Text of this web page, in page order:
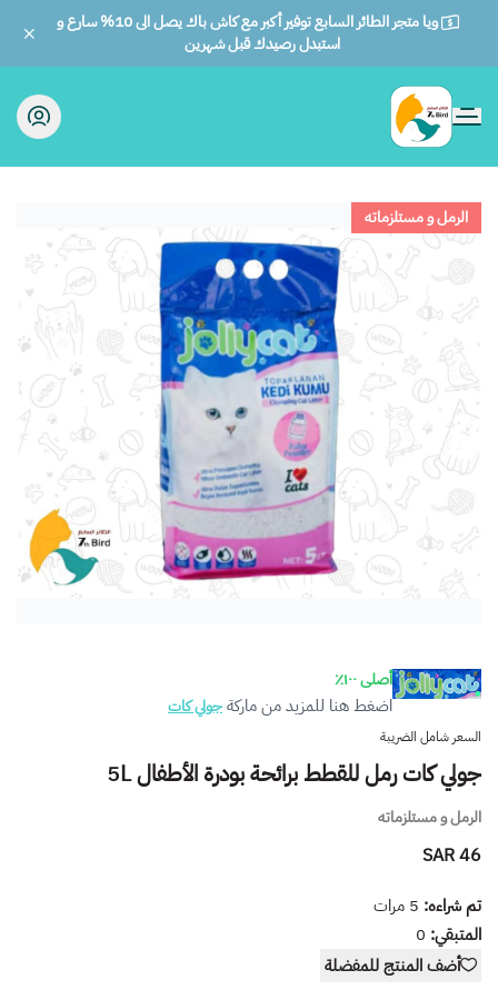
ويا متجر الطائر السابع توفير أكبر مع كاش باك يصل الى 10% سارع و
استبدل رصيدك قبل شهرين
الطائر السابع للحيوانات
الرمل و مستلزماته
أصلى ١٠٠٪
اضغط هنا للمزيد من ماركةجولي كات
السعر شامل الضريبة
جولي كات رمل للقطط برائحة بودرة الأطفال 5L
الرمل و مستلزماته
46 SAR
تم شراءه: 5 مرات
المتبقي: 0
أضف المنتج للمفضلة